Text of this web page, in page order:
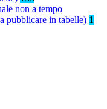
non a tempo
pubblicare in tabelle) 1